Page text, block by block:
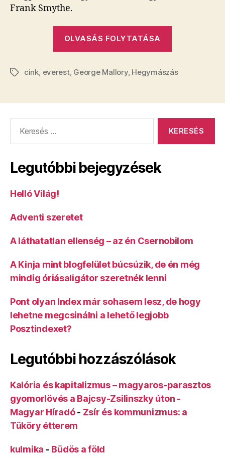
Frank Smythe.
OLVASÁS FOLYTATÁSA
már
Címkék
cink everest, George Mallory, Hegymászás
Legutóbbi bejegyzések
Helló Világ!
Adventi szeretet
A láthatatlan ellenség – az én Csernobilom
A Kinja mint blogfelület búcsúzik, de én még
mindig óriásaligátor szeretnék lenni
Pont olyan Index már sohasem lesz, de hogy
lehetne megcsinálni a lehető legjobb
Posztindexet?
Legutóbbi hozzászólások
Kalória és kapitalizmus – magyaros-parasztos
gyomorlövés a Bajcsy-Zsilinszky úton -
Magyar Híradó- Zsír és kommunizmus: a
Tüköry étterem
kulmika - Büdös a föld